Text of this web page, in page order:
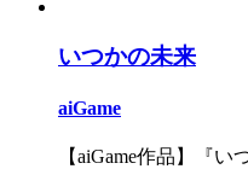
いつかの未来
aiGame
【aiGame作品】『